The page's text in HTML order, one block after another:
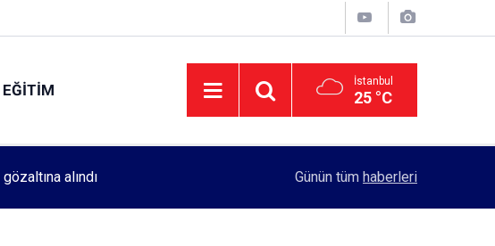
EĞITIM İstanbul
25 °C
Rektörlük, kadın öğrencilerin güvenliği için
Günün tüm haberleri